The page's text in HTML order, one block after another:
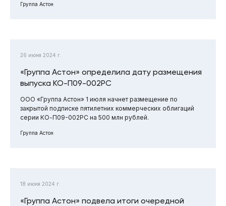
Группа Астон
26 июня 2024 г.
«Группа Астон» определила дату размещения
выпуска КО-П09-002РС
ООО «Группа Астон» 1 июля начнет размещение по
закрытой подписке пятилетних коммерческих облигаций
серии КО-П09-002РС на 500 млн рублей.
Группа Астон
18 июня 2024 г.
«Группа Астон» подвела итоги очередной